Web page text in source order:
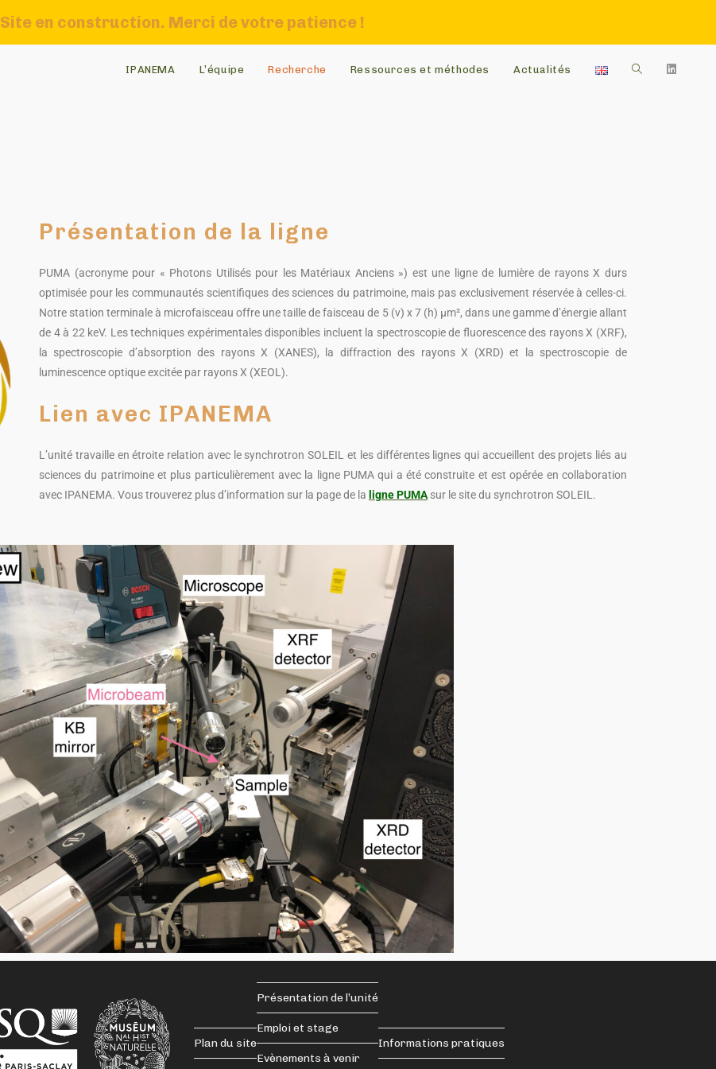
Site en construction. Merci de votre patience !
IPANEMA L’équipe Recherche Ressources et méthodes Actualités
Présentation de la ligne
PUMA (acronyme pour « Photons Utilisés pour les Matériaux Anciens ») est une ligne de lumière de rayons X durs
optimisée pour les communautés scientifiques des sciences du patrimoine, mais pas exclusivement réservée à celles-ci.
Notre station terminale à microfaisceau offre une taille de faisceau de 5 (v) x 7 (h) µm², dans une gamme d’énergie allant
de 4 à 22 keV. Les techniques expérimentales disponibles incluent la spectroscopie de fluorescence des rayons X (XRF),
la spectroscopie d’absorption des rayons X (XANES), la diffraction des rayons X (XRD) et la spectroscopie de
luminescence optique excitée par rayons X (XEOL).
Lien avec IPANEMA
L’unité travaille en étroite relation avec le synchrotron SOLEIL et les différentes lignes qui accueillent des projets liés au
sciences du patrimoine et plus particulièrement avec la ligne PUMA qui a été construite et est opérée en collaboration
avec IPANEMA. Vous trouverez plus d’information sur la page de la ligne PUMAsur le site du synchrotron SOLEIL.
Plan du site
Présentation de l’unité
Emploi et stage
Evènements à venir
Informations pratiques